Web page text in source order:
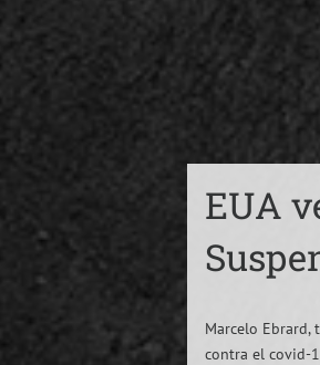
EUA
Marcelo Ebrard,
contra el covid-